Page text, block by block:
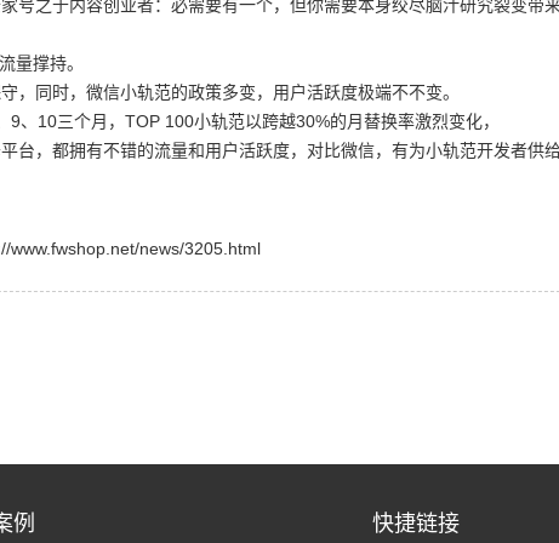
之于内容创业者：必需要有一个，但你需要本身绞尽脑汁研究裂变带
撑持。
同时，微信小轨范的政策多变，用户活跃度极端不不变。
10三个月，TOP 100小轨范以跨越30%的月替换率激烈变化，
，都拥有不错的流量和用户活跃度，对比微信，有为小轨范开发者供
www.fwshop.net/news/3205.html
例 快捷链接